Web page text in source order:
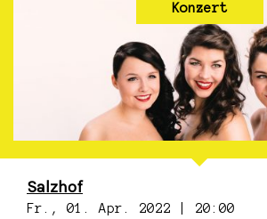
Konzert
Salzhof
Fr., 01. Apr. 2022 | 20:00